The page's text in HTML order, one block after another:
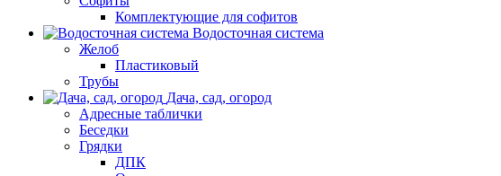
Комплектующие для софитов
Водосточная система
Желоб
Пластиковый
Трубы
Дача, сад, огород
Адресные таблички
Беседки
Грядки
ДПК